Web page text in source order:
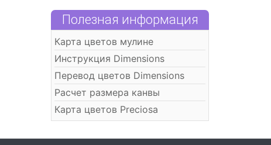
Полезная информация
Карта цветов мулине
Инструкция Dimensions
Перевод цветов Dimensions
Расчет размера канвы
Карта цветов Preciosa